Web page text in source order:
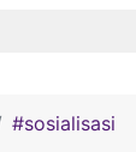
#sosialisasi